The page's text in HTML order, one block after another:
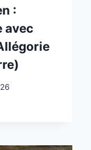
:
avec